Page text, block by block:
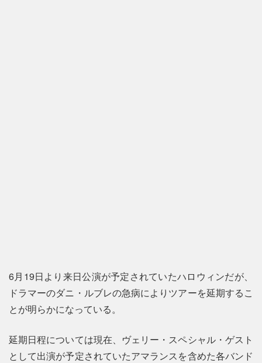
6月19日より来日公演が予定されていたハロウィンだが、
ドラマーのダニ・ルブレの急病によりツアーを延期するこ
とが明らかになっている。
延期日程については現在、ヴェリー・スペシャル・ゲスト
として出演が予定されていたアマランスを含めた各バンド